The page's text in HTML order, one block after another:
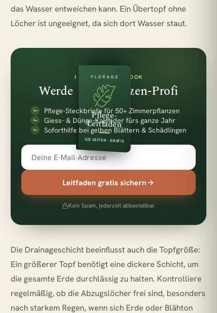
das Wasser entweichen kann. Ein Übertopf ohne
Löcher ist ungeeignet, da sich dort Wasser staut.
FLORAGE
Pflege-
Leitfaden
222 SEITEN · GRATIS
KOSTENLOSES E-BOOK
Werde zum Pflanzen-Profi
Pflege-Steckbriefe für 50+ Zimmerpflanzen
Giess- & Dünge-Kalender fürs ganze Jahr
Soforthilfe bei gelben Blättern & Schädlingen
Leitfaden gratis sichern
Kein Spam, jederzeit abbestellbar.
Die Drainageschicht beeinflusst auch die Topfgröße:
Ein größerer Topf benötigt eine dickere Schicht, um
die gesamte Erde durchlässig zu halten. Kontrolliere
regelmäßig, ob die Abzugslöcher frei sind, besonders
nach starkem Regen, wenn sich Erde oder Blähton